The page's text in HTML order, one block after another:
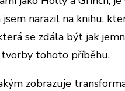
narazil na knihu,
se zdála být jak
tohoto příběhu.
zobrazuje